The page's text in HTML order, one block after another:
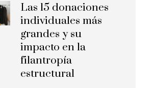
Las 15 donaciones
individuales más
grandes y su
impacto en la
filantropía
estructural